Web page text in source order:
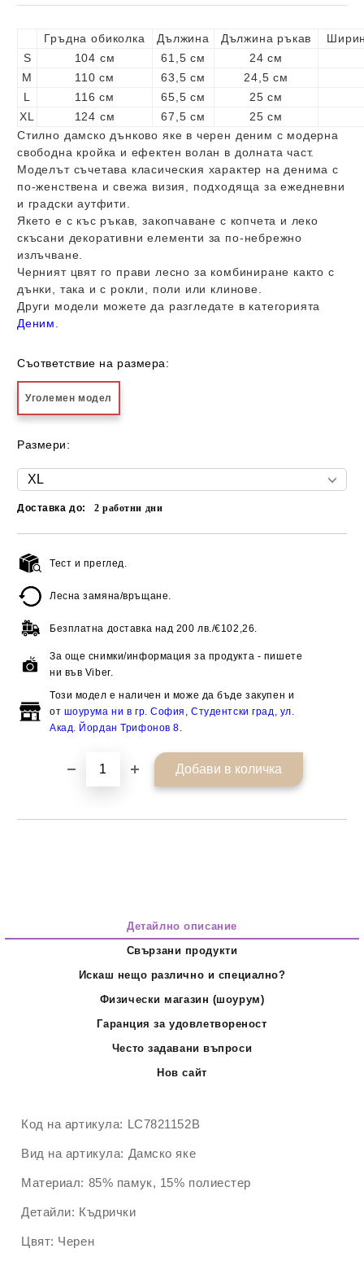
Гръдна обиколка Дължина Дължина ръкав
S
104 см 61,5 см
24 см
M
110 см 63,5 см
24,5 см
L
116 см 65,5 см
25 см
XL
124 см 67,5 см
25 см
Стилно дамско дънково яке в черен деним с модерна
свободна кройка и ефектен волан в долната част.
Моделът съчетава класическия характер на денима с
по-женствена и свежа визия, подходяща за ежедневни
и градски аутфити.
Якето е с къс ръкав, закопчаване с копчета и леко
скъсани декоративни елементи за по-небрежно
излъчване.
Черният цвят го прави лесно за комбиниране както с
дънки, така и с рокли, поли или клинове.
Други модели можете да разгледате в категорията
Деним
Съответствие на размера:
Уголемен модел
Размери:
Доставка до: 2работни дни
Тест и преглед.
Лесна замяна/връщане.
Безплатна доставка над 200 лв./€102,26.
За още снимки/информация за продукта - пишете
ни във Viber.
Този модел е наличен и може да бъде закупен и
от шоурума ни в гр. София, Студентски град, ул.
Акад. Йордан Трифонов 8
Детайлно описание
Свързани продукти
Искаш нещо различно и специално?
Физически магазин (шоурум)
Гаранция за удовлетвореност
Често задавани въпроси
Нов сайт
Код на артикула: LC7821152B
Вид на артикула: Дамско яке
Материал: 85% памук, 15% полиестер
Детайли: Къдрички
Цвят: Черен